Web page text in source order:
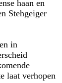
haan en
Stehgeiger
in
laat verhopen